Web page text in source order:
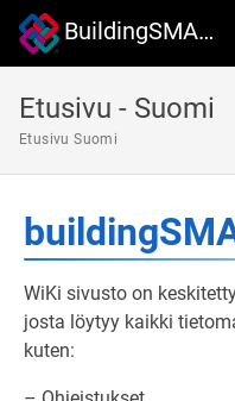
BuildingSMART Finland WiKi
Etusivu - Suomi
Etusivu Suomi
WiKi sivusto on
josta löytyy kaikki
kuten: